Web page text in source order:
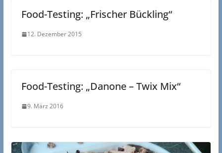
Food-Testing: „Frischer Bückling“
12. Dezember 2015
Food-Testing: „Danone – Twix Mix“
9. März 2016